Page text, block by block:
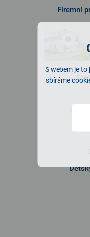
S webem je
sbíráme
Firemní